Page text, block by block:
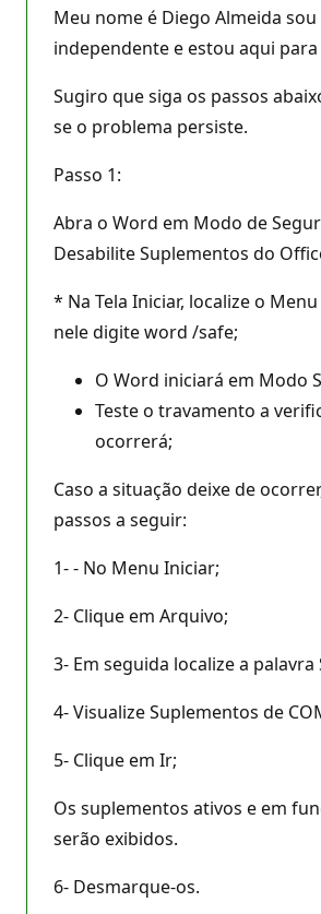
Meu nome é Diego Almeida
independente e estou aqui para
Sugiro que siga os passos
se o problema persiste.
Passo 1:
Abra o Word em Modo de
Desabilite Suplementos do
* Na Tela Iniciar, localize o
nele digite word /safe;
O Word iniciará em Modo
Teste o travamento a
ocorrerá;
Caso a situação deixe de
passos a seguir:
1- - No Menu Iniciar;
2- Clique em Arquivo;
3- Em seguida localize a
4- Visualize Suplementos de
5- Clique em Ir;
Os suplementos ativos e em
serão exibidos.
6- Desmarque-os.